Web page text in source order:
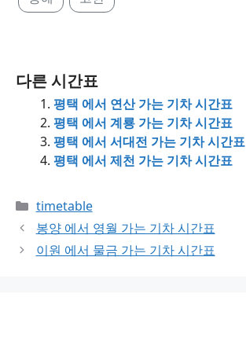
다른 시간표
평택 에서 연산 가는 기차 시간표
평택 에서 계룡 가는 기차 시간표
평택 에서 서대전 가는 기차 시간표
평택 에서 제천 가는 기차 시간표
Categories
timetable
봉양 에서 영월 가는 기차 시간표
이원 에서 물금 가는 기차 시간표